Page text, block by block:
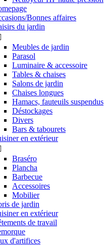
Bonnes affaires
du jardin
Meubles de jardin
Parasol
Luminaire & accessoire
Tables & chaises
Salons de jardin
Chaises longues
Hamacs, fauteuils suspendus
Déstockages
Divers
Bars & tabourets
en extérieur
Braséro
Plancha
Barbecue
Accessoires
Mobilier
de jardin
en extérieur
de travail
d'artifices